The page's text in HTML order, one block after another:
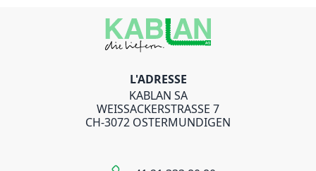
L'ADRESSE
KABLAN SA
WEISSACKERSTRASSE 7
CH-3072 OSTERMUNDIGEN